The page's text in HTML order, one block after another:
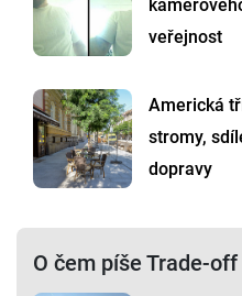
veřejnost
Americká
stromy,
dopravy
O čem píše Trade-off